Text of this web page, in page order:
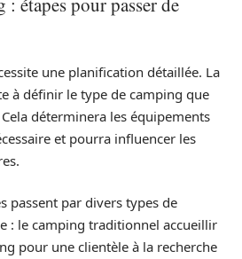
une planification détaillée. La
à définir le type de camping que
déterminera les équipements
et pourra influencer les
passent par divers types de
: le camping traditionnel accueillir
pour une clientèle à la recherche